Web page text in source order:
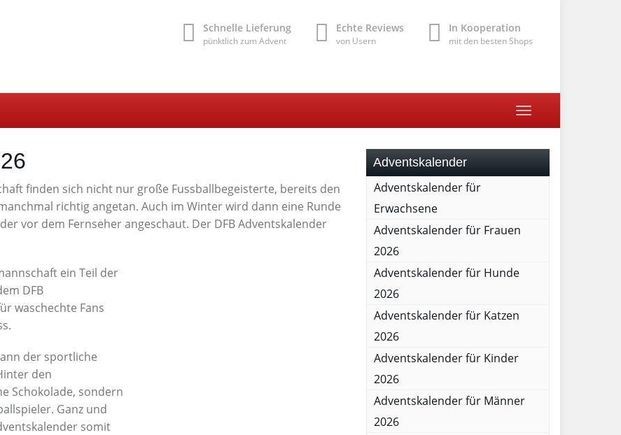
Schnelle Lieferung
pünktlich zum Advent
Echte Reviews
von Usern
In Kooperation
mit den besten Shops
Toggle
navigation
finden sich nicht nur große Fussballbegeisterte, bereits den
richtig angetan. Auch im Winter wird dann eine Runde
vor dem Fernseher angeschaut. Der DFB Adventskalender
ein Teil der
DFB
waschechte Fans
der sportliche
den
Schokolade, sondern
Ganz und
somit
Adventskalender
Adventskalender für
Erwachsene
Adventskalender für Frauen
2026
Adventskalender für Hunde
2026
Adventskalender für Katzen
2026
Adventskalender für Kinder
2026
Adventskalender für Männer
2026